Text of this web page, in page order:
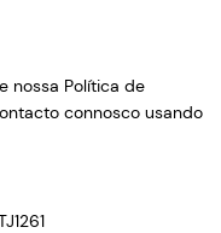
nossa Política de
connosco usando